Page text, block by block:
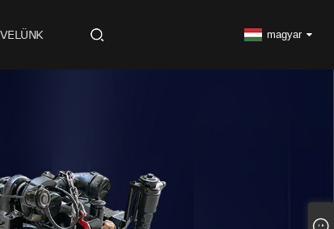
magyar